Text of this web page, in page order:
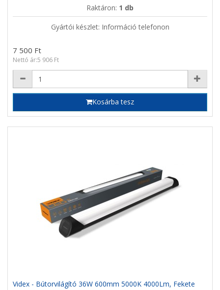
Raktáron: 1 db
Gyártói készlet: Információ telefonon
7 500 Ft
Nettó ár:5 906 Ft
Kosárba tesz
Videx - Bútorvilágító 36W 600mm 5000K 4000Lm, Fekete